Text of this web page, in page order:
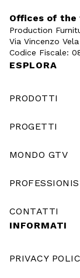
Offices of the
Production
Via Vincenzo
Codice Fiscale:
ESPLORA
PRODOTTI
PROGETTI
MONDO GTV
CONTATTI
INFORMATI
PRIVACY